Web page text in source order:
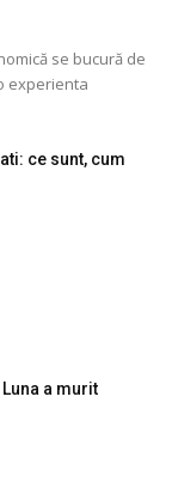
se bucură de
experienta
ce sunt, cum
a murit